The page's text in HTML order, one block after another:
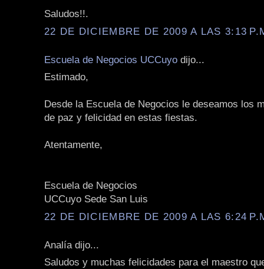
Saludos!!.
22 DE DICIEMBRE DE 2009 A LAS 3:13
Escuela de Negocios UCCuyo dijo...
Estimado,
Desde la Escuela de Negocios le deseamos los
de paz y felicidad en estas fiestas.
Atentamente,
Escuela de Negocios
UCCuyo Sede San Luis
22 DE DICIEMBRE DE 2009 A LAS 6:24
Analía dijo...
Saludos y muchas felicidades para el maestro